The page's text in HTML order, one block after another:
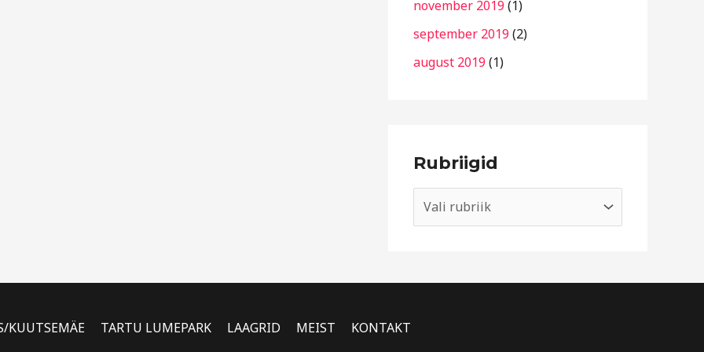
november 2019 (1)
september 2019 (2)
august 2019 (1)
Rubriigid
KUUTSEMÄE TARTU LUMEPARK LAAGRID MEIST KONTAKT